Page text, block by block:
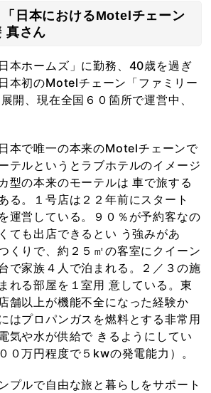
日本におけるMotelチェーン
さん
本ホームズ」に勤務、40歳を過ぎ
本初のMotelチェーン「ファミリー
開、現在全国６０箇所で運営中、
本で唯一の本来のMotelチェーンで
テルというとラブホテルのイメージ
型の本来のモーテルは 車で旅する
る。１号店は２２年前にスタート
運営している。９０％が予約客なの
ても出店できるとい う強みがあ
くりで、約２５㎡の客室にクイーン
で家族４人で泊まれる。２／３の施
れる部屋を１室用 意している。東
舗以上が機能不全になった経験か
はプロパンガスを燃料とする非常用
気や水が供給で きるようにしてい
０万円程度で５kwの発電能力）。
プルで自由な旅と暮らしをサポート